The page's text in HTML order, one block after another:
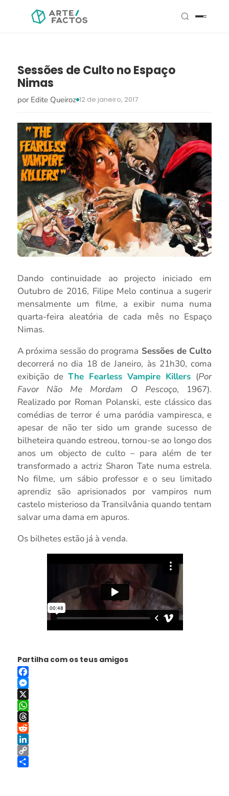
Sessões de Culto no Espaço
Nimas
por Edite Queiroz 12 de janeiro, 2017
Dando continuidade ao projecto iniciado em
Outubro de 2016, Filipe Melo continua a sugerir
mensalmente um filme, a exibir numa numa
quarta-feira aleatória de cada mês no Espaço
Nimas.
A próxima sessão do programa Sessões de Culto
decorrerá no dia 18 de Janeiro, às 21h30, coma
exibição de The Fearless Vampire Killers (Por
Favor Não Me Mordam O Pescoço, 1967).
Realizado por Roman Polanski, este clássico das
comédias de terror é uma paródia vampiresca, e
apesar de não ter sido um grande sucesso de
bilheteira quando estreou, tornou-se ao longo dos
anos um objecto de culto – para além de ter
transformado a actriz Sharon Tate numa estrela.
No filme, um sábio professor e o seu limitado
aprendiz são aprisionados por vampiros num
castelo misterioso da Transilvânia quando tentam
salvar uma dama em apuros.
Os bilhetes estão já à venda.
Partilha com os teus amigos
Facebook
Messenger
X
WhatsApp
Threads
Reddit
LinkedIn
Copy